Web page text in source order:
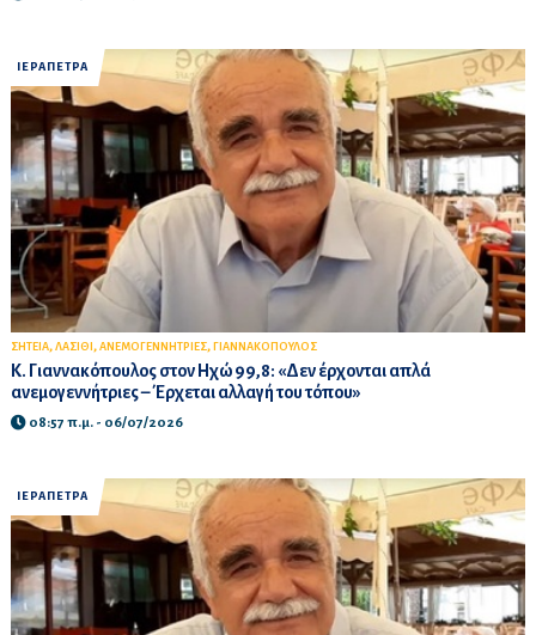
ΙΕΡΑΠΕΤΡΑ
ΣΗΤΕΙΑ, ΛΑΣΙΘΙ , ΑΝΕΜΟΓΕΝΝΗΤΡΙΕΣ, ΓΙΑΝΝΑΚΟΠΟΥΛΟΣ
Κ. Γιαννακόπουλος στον Ηχώ 99,8: «Δεν έρχονται απλά
ανεμογεννήτριες – Έρχεται αλλαγή του τόπου»
08:57 π.μ. - 06/07/2026
ΙΕΡΑΠΕΤΡΑ